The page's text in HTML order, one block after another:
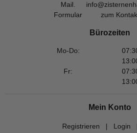
Mail.
Formular
zum
Bürozeiten
Mo-Do:
Fr:
Mein Konto
Registrieren | Login